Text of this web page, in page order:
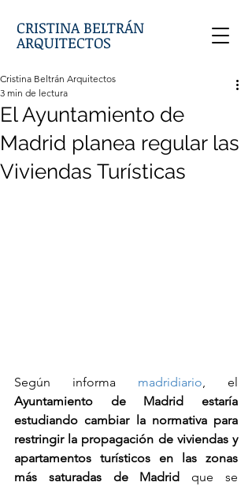
CRISTINA BELTRÁN
ARQUITECTOS
El Ayuntamiento de
Madrid planea regular las
Viviendas Turísticas
Cristina Beltrán Arquitectos
3 min de lectura
Según informa madridiario
Ayuntamiento de Madrid estaría
estudiando cambiar la normativa para
restringir la propagación de viviendas y
apartamentos turísticos en las zonas
más saturadas de Madrid
que se